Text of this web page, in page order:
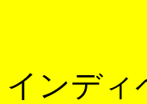
インディ